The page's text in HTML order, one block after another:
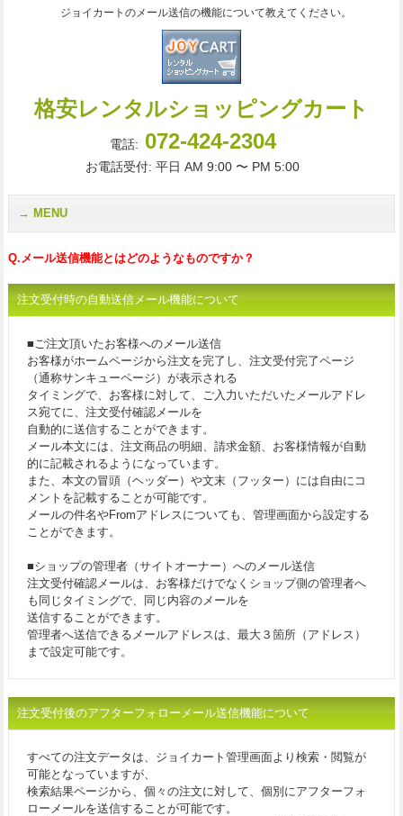
ジョイカートのメール送信の機能について教えてください。
格安レンタルショッピングカート
電話: 072-424-2304
お電話受付: 平日 AM 9:00 〜 PM 5:00
MENU
Q.メール送信機能とはどのようなものですか？
注文受付時の自動送信メール機能について
■ご注文頂いたお客様へのメール送信
お客様がホームページから注文を完了し、注文受付完了ページ
（通称サンキューページ）が表示される
タイミングで、お客様に対して、ご入力いただいたメールアドレ
ス宛てに、注文受付確認メールを
自動的に送信することができます。
メール本文には、注文商品の明細、請求金額、お客様情報が自動
的に記載されるようになっています。
また、本文の冒頭（ヘッダー）や文末（フッター）には自由にコ
メントを記載することが可能です。
メールの件名やFromアドレスについても、管理画面から設定する
ことができます。
■ショップの管理者（サイトオーナー）へのメール送信
注文受付確認メールは、お客様だけでなくショップ側の管理者へ
も同じタイミングで、同じ内容のメールを
送信することができます。
管理者へ送信できるメールアドレスは、最大３箇所（アドレス）
まで設定可能です。
注文受付後のアフターフォローメール送信機能について
すべての注文データは、ジョイカート管理画面より検索・閲覧が
可能となっていますが、
検索結果ページから、個々の注文に対して、個別にアフターフォ
ローメールを送信することが可能です。